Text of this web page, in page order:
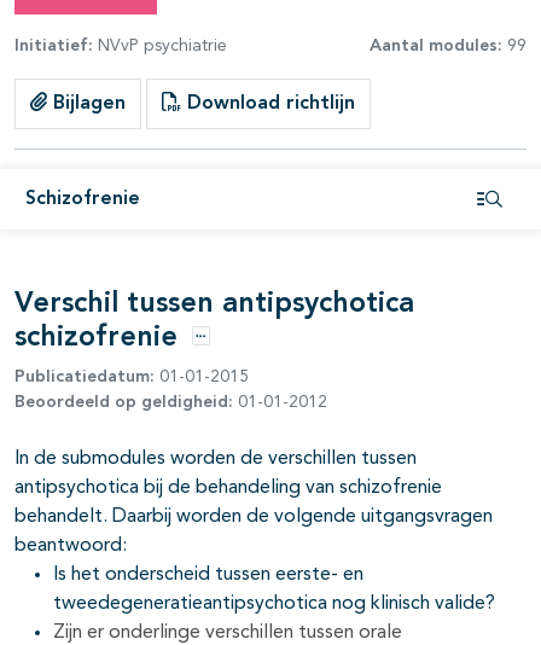
Initiatief: NVvP psychiatrie Aantal modules: 99
Bijlagen Download richtlijn
Schizofrenie
open- en dichtklappen
open- en dichtklappen
open- en dichtklappen
open- en dichtklappen
open- en dichtklappen
Verschil tussen antipsychotica
schizofrenie
Opties
Publicatiedatum: 01-01-2015
Beoordeeld op geldigheid: 01-01-2012
In de submodules worden de verschillen tussen
antipsychotica bij de behandeling van schizofrenie
behandelt. Daarbij worden de volgende uitgangsvragen
beantwoord:
Is het onderscheid tussen eerste- en
tweedegeneratieantipsychotica nog klinisch valide?
Zijn er onderlinge verschillen tussen orale